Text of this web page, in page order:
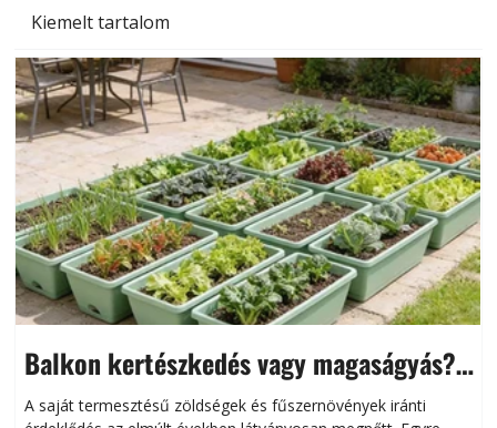
Kiemelt tartalom
Balkon kertészkedés vagy magaságyás?
Helytakarékos kertészkedés
A saját termesztésű zöldségek és fűszernövények iránti